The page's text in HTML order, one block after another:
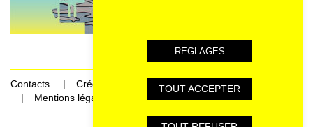
Contacts
Crédits
Mentions légales et données personnelles
REGLAGES
TOUT ACCEPTER